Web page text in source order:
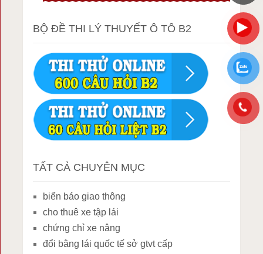
BỘ ĐỀ THI LÝ THUYẾT Ô TÔ B2
TẤT CẢ CHUYÊN MỤC
biển báo giao thông
cho thuê xe tập lái
chứng chỉ xe nâng
đổi bằng lái quốc tế sở gtvt cấp